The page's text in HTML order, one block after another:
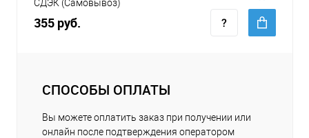
СДЭК (Самовывоз)
355 руб.
СПОСОБЫ ОПЛАТЫ
Вы можете оплатить заказ при получении или
онлайн после подтверждения оператором